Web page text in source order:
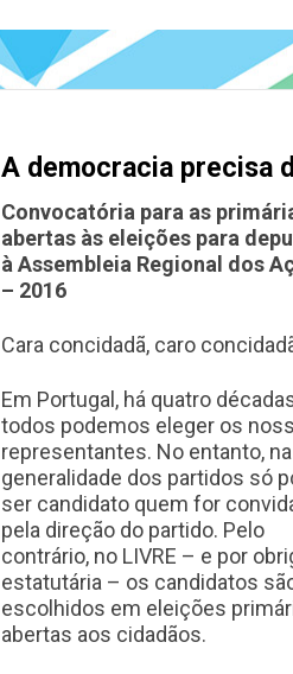
A democracia precisa
Convocatória para as
abertas às eleições para
à Assembleia Regional dos
– 2016
Cara concidadã, caro
Em Portugal, há quatro
todos podemos eleger os
representantes. No entanto, na
generalidade dos partidos só
ser candidato quem for
pela direção do partido. Pelo
contrário, no LIVRE – e por
estatutária – os candidatos
escolhidos em eleições
abertas aos cidadãos.